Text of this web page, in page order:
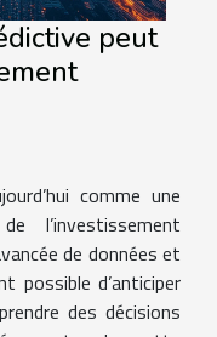
peut
comme une
l’investissement
de données et
possible d’anticiper
des décisions